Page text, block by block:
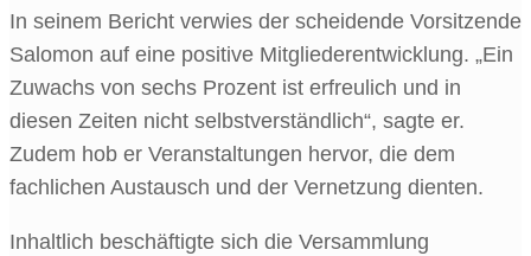
In seinem Bericht verwies der scheidende Vorsitzende
Salomon auf eine positive Mitgliederentwicklung. „Ein
Zuwachs von sechs Prozent ist erfreulich und in
diesen Zeiten nicht selbstverständlich“, sagte er.
Zudem hob er Veranstaltungen hervor, die dem
fachlichen Austausch und der Vernetzung dienten.
Inhaltlich beschäftigte sich die Versammlung